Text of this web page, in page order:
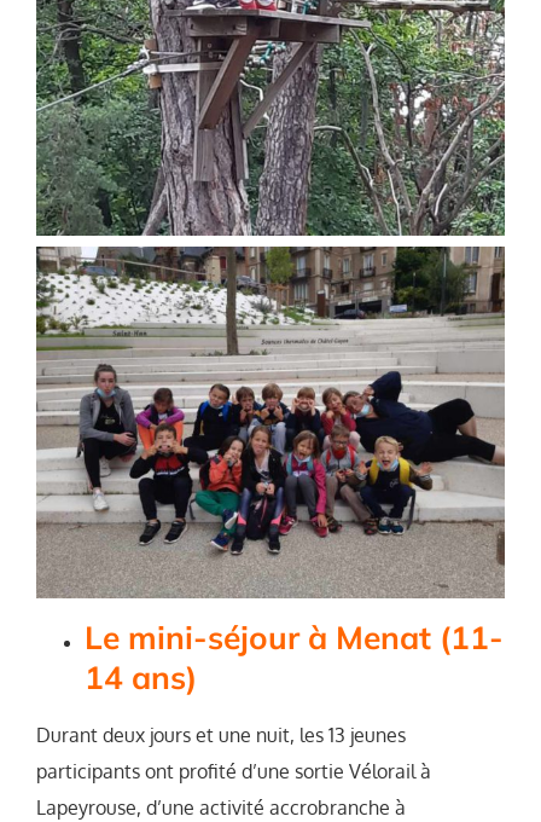
Le mini-séjour à Menat (11-
14 ans)
Durant deux jours et une nuit, les 13 jeunes
participants ont profité d’une sortie Vélorail à
Lapeyrouse, d’une activité accrobranche à